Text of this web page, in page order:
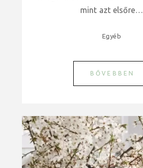
mint azt elsőre…
Egyéb
BŐVEBBEN